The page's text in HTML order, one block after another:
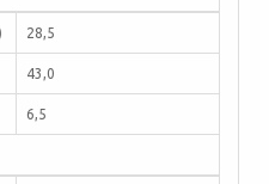
28,5
43,0
6,5